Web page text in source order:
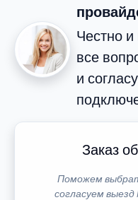
Честно и
все
и
Заказ
Поможем
согласуем